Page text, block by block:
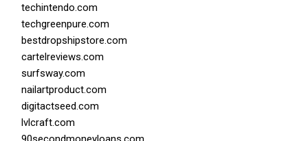
techintendo.com
techgreenpure.com
bestdropshipstore.com
cartelreviews.com
surfsway.com
nailartproduct.com
digitactseed.com
lvlcraft.com